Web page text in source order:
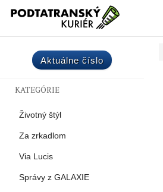
Aktuálne číslo
KATEGÓRIE
Životný štýl
Za zrkadlom
Via Lucis
Správy z GALAXIE